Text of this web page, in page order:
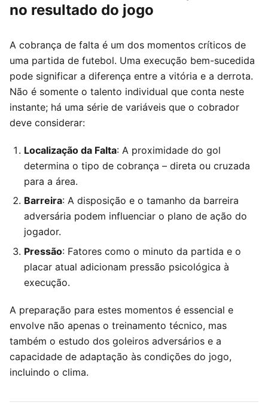
no resultado do jogo
A cobrança de falta é um dos momentos críticos de
uma partida de futebol. Uma execução bem-sucedida
pode significar a diferença entre a vitória e a derrota.
Não é somente o talento individual que conta neste
instante; há uma série de variáveis que o cobrador
deve considerar:
Localização da Falta: A proximidade do gol
determina o tipo de cobrança – direta ou cruzada
para a área.
Barreira: A disposição e o tamanho da barreira
adversária podem influenciar o plano de ação do
jogador.
Pressão: Fatores como o minuto da partida e o
placar atual adicionam pressão psicológica à
execução.
A preparação para estes momentos é essencial e
envolve não apenas o treinamento técnico, mas
também o estudo dos goleiros adversários e a
capacidade de adaptação às condições do jogo,
incluindo o clima.